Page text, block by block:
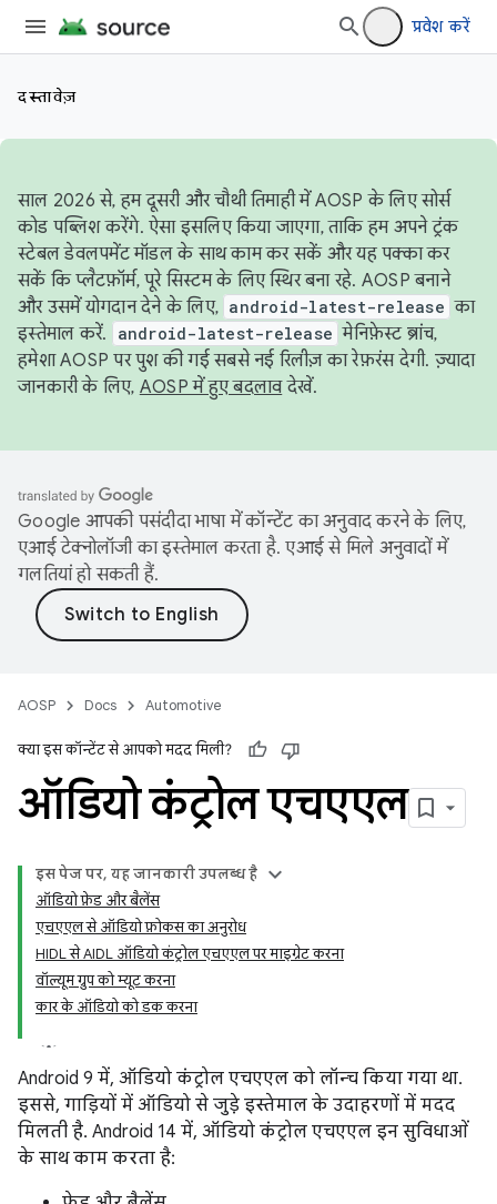
प्रवेश करें
दस्तावेज़
साल 2026 से, हम दूसरी और चौथी तिमाही में AOSP के लिए सोर्स
कोड पब्लिश करेंगे. ऐसा इसलिए किया जाएगा, ताकि हम अपने ट्रंक
स्टेबल डेवलपमेंट मॉडल के साथ काम कर सकें और यह पक्का कर
सकें कि प्लैटफ़ॉर्म, पूरे सिस्टम के लिए स्थिर बना रहे. AOSP बनाने
और उसमें योगदान देने के लिए, android-latest-release का
इस्तेमाल करें.
android-latest-release मेनिफ़ेस्ट ब्रांच,
हमेशा AOSP पर पुश की गई सबसे नई रिलीज़ का रेफ़रंस देगी. ज़्यादा
जानकारी के लिए, AOSP में हुए बदलावदेखें.
Google आपकी पसंदीदा भाषा में कॉन्टेंट का अनुवाद करने के लिए,
एआई टेक्नोलॉजी का इस्तेमाल करता है. एआई से मिले अनुवादों में
गलतियां हो सकती हैं.
AOSP Docs Automotive
क्या इस कॉन्टेंट से आपको मदद मिली?
ऑडियो कंट्रोल एचएएल
इस पेज पर, यह जानकारी उपलब्ध है
ऑडियो फ़ेड और बैलेंस
एचएएल से ऑडियो फ़ोकस का अनुरोध
HIDL से AIDL ऑडियो कंट्रोल एचएएल पर माइग्रेट करना
वॉल्यूम ग्रुप को म्यूट करना
कार के ऑडियो को डक करना
Android 9 में, ऑडियो कंट्रोल एचएएल को लॉन्च किया गया था.
इससे, गाड़ियों में ऑडियो से जुड़े इस्तेमाल के उदाहरणों में मदद
मिलती है. Android 14 में, ऑडियो कंट्रोल एचएएल इन सुविधाओं
के साथ काम करता है: